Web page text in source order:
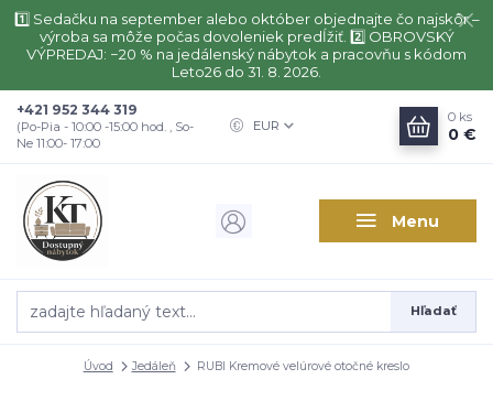
1️⃣ Sedačku na september alebo október objednajte čo najskôr –
výroba sa môže počas dovoleniek predĺžiť. 2️⃣ OBROVSKÝ
VÝPREDAJ: −20 % na jedálenský nábytok a pracovňu s kódom
Leto26 do 31. 8. 2026.
Menu
EUR
Hľadať
+421 952 344 319
(Po-Pia - 10:00 -15:00 hod. , So-
Ne 11:00- 17:00
0 ks
0 €
Úvod Jedáleň RUBI Kremové velúrové otočné kreslo